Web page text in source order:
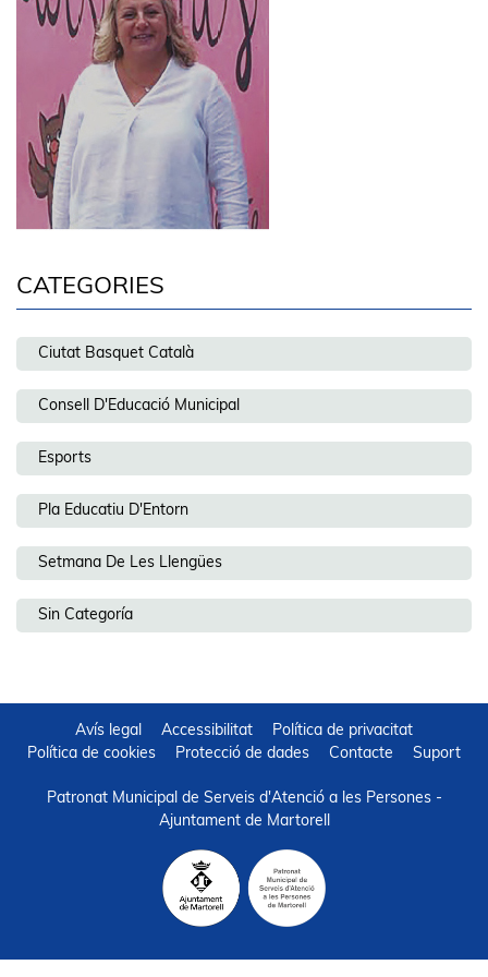
CATEGORIES
Ciutat Basquet Català
Consell D'Educació Municipal
Esports
Pla Educatiu D'Entorn
Setmana De Les Llengües
Sin Categoría
Avís legal Accessibilitat
Política de privacitat
Política de cookies
Protecció de dades Contacte Suport
Patronat Municipal de Serveis d'Atenció a les Persones -
Ajuntament de Martorell